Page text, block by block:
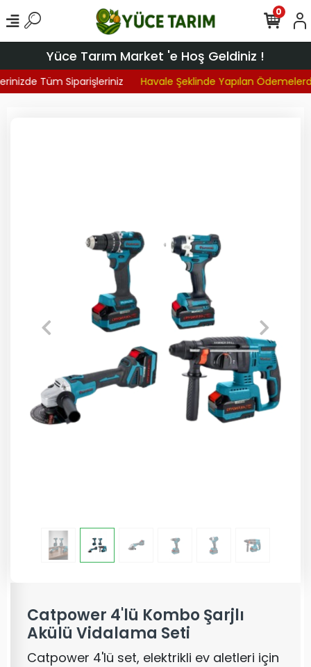
Yüce Tarım Market 'e Hoş Geldiniz !
Tüm Siparişleriniz Havale Şeklinde Yapılan Ödemelerde
0
Catpower 4'lü Kombo Şarjlı
Akülü Vidalama Seti
Catpower 4'lü set, elektrikli ev aletleri için